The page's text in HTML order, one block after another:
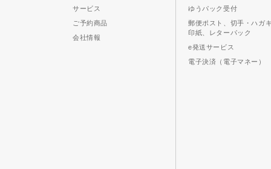
サービス
ご予約商品
会社情報
ゆうパック受付
郵便ポスト、切手・ハガ
印紙、レターパック
e発送サービス
電子決済（電子マネー）